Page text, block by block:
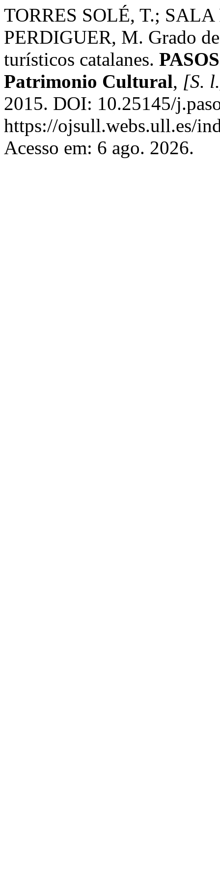
TORRES SOLÉ, T.;
PERDIGUER, M. Grado
turísticos catalanes.
Patrimonio Cultural, [S.
2015. DOI: 10.25145/
https://ojsull.webs.ull.es/
Acesso em: 6 ago. 2026.